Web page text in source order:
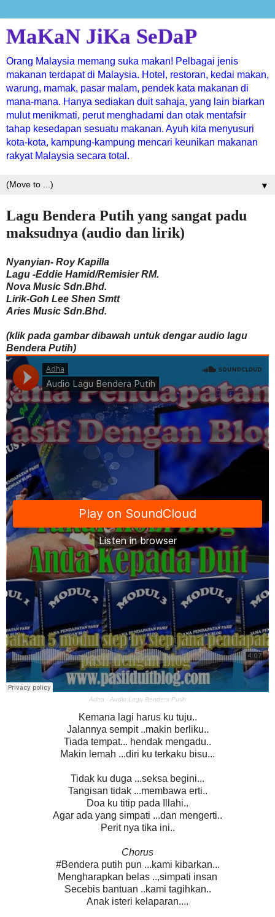
MaKaN JiKa SeDaP
Orang Malaysia memang suka makan! Pelbagai jenis
makanan terdapat di Malaysia. Hotel, restoran, kedai makan,
warung, mamak, pasar malam, pendek kata makanan di
mana-mana. Hanya sediakan duit sahaja, yang lain biarkan
mulut menikmati, perut menghadami dan otak mentafsir
tahap kesedapan sesuatu makanan. Ayuh kita menyusuri
kota-kota, kampung-kampung mencari keunikan makanan
rakyat Malaysia secara total.
▼
Lagu Bendera Putih yang sangat padu
maksudnya (audio dan lirik)
Nyanyian- Roy Kapilla
Lagu -Eddie Hamid/Remisier RM.
Nova Music Sdn.Bhd.
Lirik-Goh Lee Shen Smtt
Aries Music Sdn.Bhd.
(klik pada gambar dibawah untuk dengar audio lagu
Bendera Putih)
Adha · Audio Lagu Bendera Putih
Kemana lagi harus ku tuju..
Jalannya sempit ..makin berliku..
Tiada tempat... hendak mengadu..
Makin lemah ...diri ku terkaku bisu...
Tidak ku duga ...seksa begini...
Tangisan tidak ...membawa erti..
Doa ku titip pada Illahi..
Agar ada yang simpati ...dan mengerti..
Perit nya tika ini..
Chorus
#Bendera putih pun ...kami kibarkan...
Mengharapkan belas ..,simpati insan
Secebis bantuan ..kami tagihkan..
Anak isteri kelaparan....